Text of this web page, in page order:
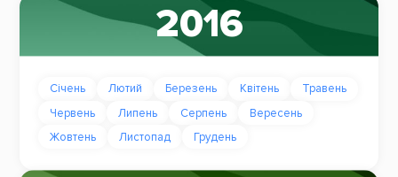
2016
Січень Лютий Березень Квітень
Травень
Червень
Липень Серпень
Вересень
Жовтень
Листопад Грудень